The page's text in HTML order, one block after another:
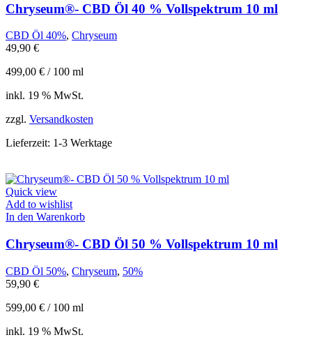
Chryseum®- CBD Öl 40 % Vollspektrum 10 ml
CBD Öl 40%, Chryseum
49,90 €
499,00 € / 100 ml
inkl. 19 % MwSt.
zzgl. Versandkosten
Lieferzeit: 1-3 Werktage
Quick view
Add to wishlist
In den Warenkorb
Chryseum®- CBD Öl 50 % Vollspektrum 10 ml
CBD Öl 50%, Chryseum, 50%
59,90 €
599,00 € / 100 ml
inkl. 19 % MwSt.